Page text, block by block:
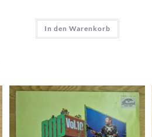
In den Warenkorb